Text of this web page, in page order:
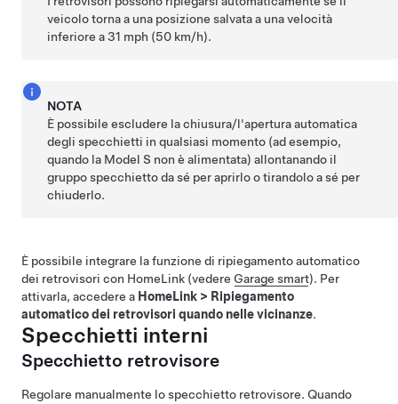
veicolo torna a una posizione salvata a una velocità
inferiore a31 mph (50 km/h).
NOTA
È possibile escludere la chiusura/l'apertura automatica
degli specchietti in qualsiasi momento (ad esempio,
quando la Model S non è alimentata) allontanando il
gruppo specchietto da sé per aprirlo o tirandolo a sé per
chiuderlo.
È possibile integrare la funzione di ripiegamento automatico
dei retrovisori con HomeLink (vedere Garage smart). Per
attivarla, accedere a HomeLink > Ripiegamento
automatico dei retrovisori quando nelle vicinanze.
Specchietti interni
Specchietto retrovisore
Regolare manualmente lo specchietto retrovisore. Quando